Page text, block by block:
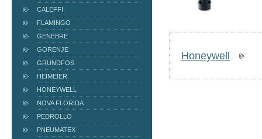
CALEFFI
FLAMINGO
GENEBRE
GORENJE
GRUNDFOS
HEIMEIER
HONEYWELL
NOVA FLORIDA
PEDROLLO
PNEUMATEX
Honeywell